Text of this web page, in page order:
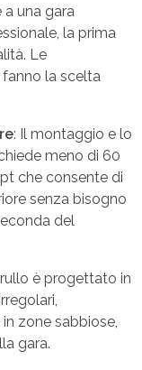
una gara
la prima
Le
la scelta
: Il montaggio e lo
meno di 60
che consente di
senza bisogno
del
è progettato in
zone sabbiose,
gara.